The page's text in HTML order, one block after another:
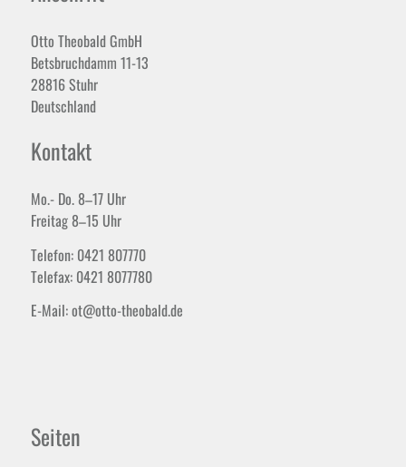
Otto Theobald GmbH
Betsbruchdamm 11-13
28816 Stuhr
Deutschland
Kontakt
Mo.- Do. 8–17 Uhr
Freitag 8–15 Uhr
Telefon: 0421 807770
Telefax: 0421 8077780
E-Mail: ot@otto-theobald.de
Seiten